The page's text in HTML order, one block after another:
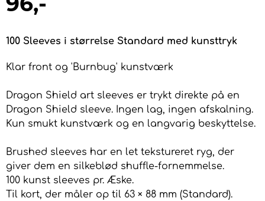
100 Sleeves i størrelse Standard med kunsttryk
Klar front og 'Burnbug' kunstværk
Dragon Shield art sleeves er trykt direkte på en
Dragon Shield sleeve. Ingen lag, ingen afskalning.
Kun smukt kunstværk og en langvarig beskyttelse.
Brushed sleeves har en let tekstureret ryg, der
giver dem en silkeblød shuffle-fornemmelse.
100 kunst sleeves pr. Æske.
Til kort, der måler op til 63 × 88 mm (Standard).